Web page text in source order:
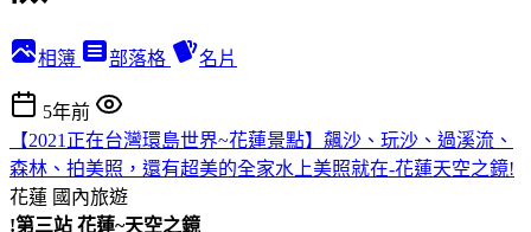
相簿 部落格 名片
5年前
【2021正在台灣環島世界~花蓮景點】飆沙、玩沙、過溪流、
森林、拍美照，還有超美的全家水上美照就在-花蓮天空之鏡!
花蓮 國內旅遊
!第三站 花蓮~天空之鏡